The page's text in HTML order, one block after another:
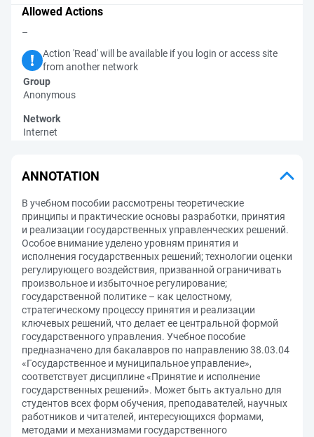
Allowed Actions
–
Action 'Read' will be available if you login or access site
from another network
Group
Anonymous
Network
Internet
ANNOTATION
В учебном пособии рассмотрены теоретические
принципы и практические основы разработки, принятия
и реализации государственных управленческих решений.
Особое внимание уделено уровням принятия и
исполнения государственных решений; технологии оценки
регулирующего воздействия, призванной ограничивать
произвольное и избыточное регулирование;
государственной политике – как целостному,
стратегическому процессу принятия и реализации
ключевых решений, что делает ее центральной формой
государственного управления. Учебное пособие
предназначено для бакалавров по направлению 38.03.04
«Государственное и муниципальное управление»,
соответствует дисциплине «Принятие и исполнение
государственных решений». Может быть актуально для
студентов всех форм обучения, преподавателей, научных
работников и читателей, интересующихся формами,
методами и механизмами государственного